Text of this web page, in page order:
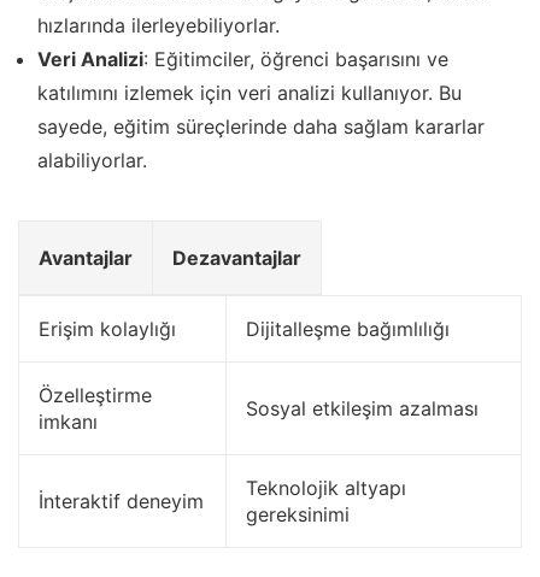
hızlarında ilerleyebiliyorlar.
Veri Analizi: Eğitimciler, öğrenci başarısını ve
katılımını izlemek için veri analizi kullanıyor. Bu
sayede, eğitim süreçlerinde daha sağlam kararlar
alabiliyorlar.
Avantajlar Dezavantajlar
Erişim kolaylığı Dijitalleşme bağımlılığı
Özelleştirme
imkanı
Sosyal etkileşim azalması
İnteraktif deneyim
Teknolojik altyapı
gereksinimi